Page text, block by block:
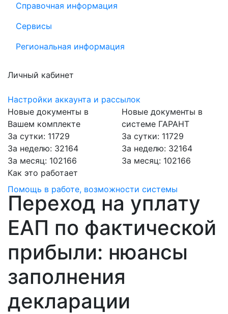
Справочная информация
Сервисы
Региональная информация
Личный кабинет
Настройки аккаунта и рассылок
Новые документы в
Вашем комплекте
За сутки: 11729
За неделю: 32164
За месяц: 102166
Новые документы в
системе ГАРАНТ
За сутки: 11729
За неделю: 32164
За месяц: 102166
Как это работает
Помощь в работе, возможности системы
Переход на уплату
ЕАП по фактической
прибыли: нюансы
заполнения
декларации